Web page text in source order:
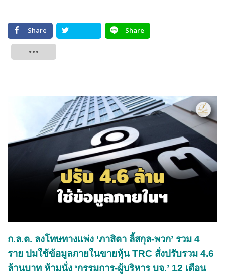
Share
Share
ก.ล.ต. ลงโทษทางแพ่ง ‘ภาสิตา ลี้สกุล-พวก’ รวม 4
ราย ปมใช้ข้อมูลภายในขายหุ้น TRC สั่งปรับรวม 4.6
ล้านบาท ห้ามนั่ง ‘กรรมการ-ผู้บริหาร บจ.’ 12 เดือน